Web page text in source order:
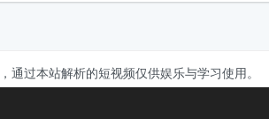
过本站解析的短视频仅供娱乐与学习使用。